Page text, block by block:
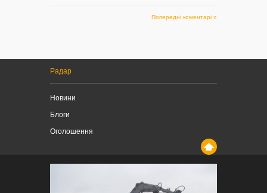
Попередні коментарі »
Радар
Новини
Блоги
Оголошення